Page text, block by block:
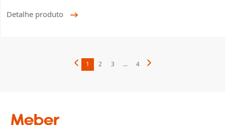
Detalhe produto
1 2 3 ... 4